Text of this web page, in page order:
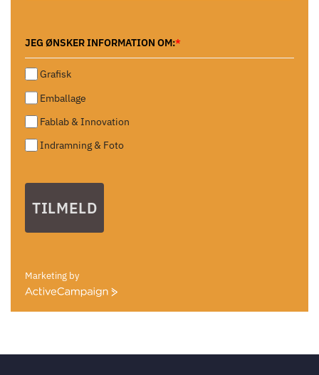
JEG ØNSKER INFORMATION OM:*
Grafisk
Emballage
Fablab & Innovation
Indramning & Foto
TILMELD
Marketing by
ActiveCampaign